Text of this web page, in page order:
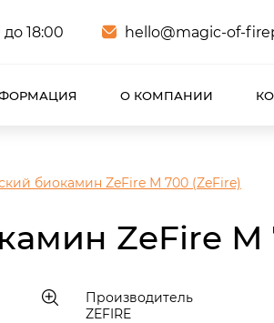
18:00
hello@magic-of-
О КОМПАНИИ
биокамин ZeFire М 700 (ZeFire)
ZeFire М
Производитель
ZEFIRE